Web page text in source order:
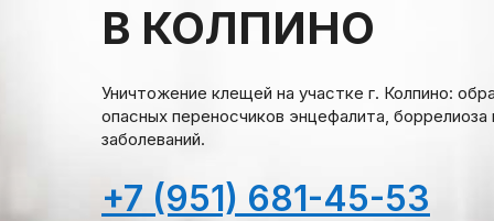
Уничтожение клещей на участке г. Колпино:
опасных переносчиков энцефалита, боррелиоза
заболеваний.
+7 (951) 681-45-53
В КОЛПИНО